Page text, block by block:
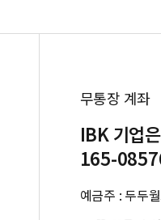
무통장 계좌
IBK 기업
165-
예금주 : 두두